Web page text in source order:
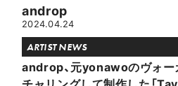
androp
2024.04.24
ARTIST NEWS
androp、元yonawoのヴォー